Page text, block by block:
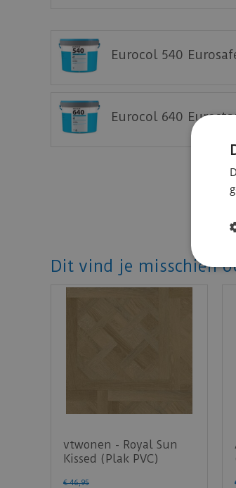
Download
Download
Benieuwd hoe deze mFLOR
Eurocol 540
Eurocol 640
Dit vind je misschien
vtwonen - Royal Sun
Kissed (Plak PVC)
€ 46,95